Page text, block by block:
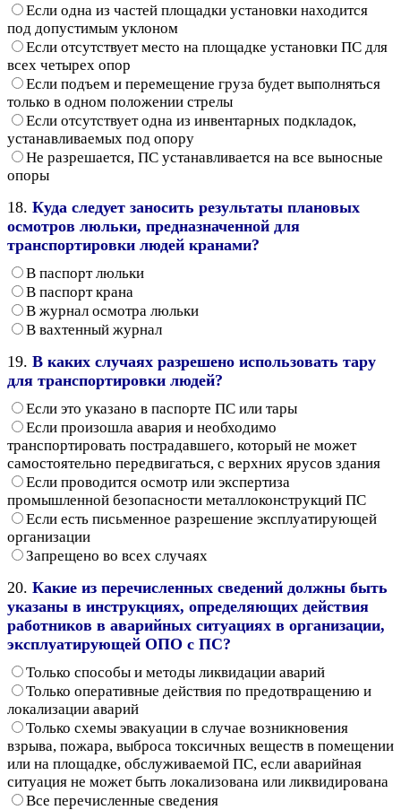
Если одна из частей площадки установки находится
под допустимым уклоном
Если отсутствует место на площадке установки ПС для
всех четырех опор
Если подъем и перемещение груза будет выполняться
только в одном положении стрелы
Если отсутствует одна из инвентарных подкладок,
устанавливаемых под опору
Не разрешается, ПС устанавливается на все выносные
опоры
18. Куда следует заносить результаты плановых
осмотров люльки, предназначенной для
транспортировки людей кранами?
В паспорт люльки
В паспорт крана
В журнал осмотра люльки
В вахтенный журнал
19. В каких случаях разрешено использовать тару
для транспортировки людей?
Если это указано в паспорте ПС или тары
Если произошла авария и необходимо
транспортировать пострадавшего, который не может
самостоятельно передвигаться, с верхних ярусов здания
Если проводится осмотр или экспертиза
промышленной безопасности металлоконструкций ПС
Если есть письменное разрешение эксплуатирующей
организации
Запрещено во всех случаях
20. Какие из перечисленных сведений должны быть
указаны в инструкциях, определяющих действия
работников в аварийных ситуациях в организации,
эксплуатирующей ОПО с ПС?
Только способы и методы ликвидации аварий
Только оперативные действия по предотвращению и
локализации аварий
Только схемы эвакуации в случае возникновения
взрыва, пожара, выброса токсичных веществ в помещении
или на площадке, обслуживаемой ПС, если аварийная
ситуация не может быть локализована или ликвидирована
Все перечисленные сведения